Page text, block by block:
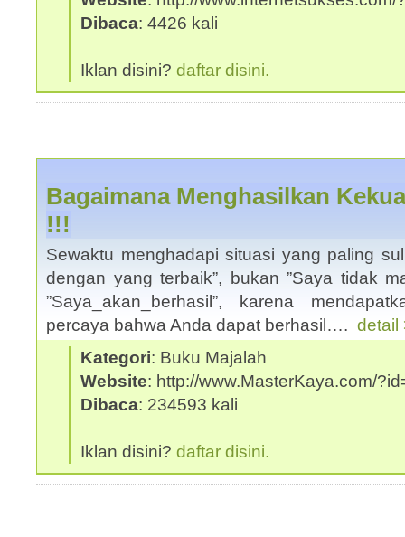
Dibaca: 4426 kali
Iklan disini? daftar disini.
Bagaimana Menghasilkan
!!!
Sewaktu menghadapi situasi yang paling
dengan yang terbaik”, bukan ”Saya tidak
”Saya_akan_berhasil”, karena
percaya bahwa Anda dapat berhasil…. detail
Kategori: Buku Majalah
Website: http://www.MasterKaya.com/
Dibaca: 234593 kali
Iklan disini? daftar disini.